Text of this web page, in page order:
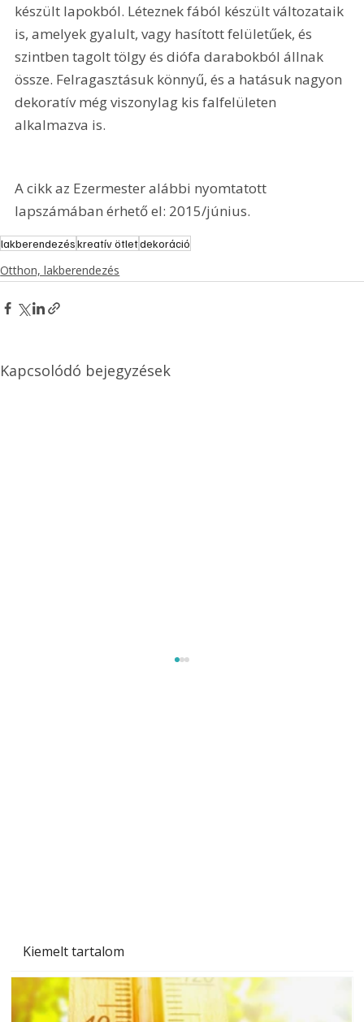
Kiemelt tartalom
készült lapokból. Léteznek fából készült változataik
is, amelyek gyalult, vagy hasított felületűek, és
szintben tagolt tölgy és diófa darabokból állnak
össze. Felragasztásuk könnyű, és a hatásuk nagyon
dekoratív még viszonylag kis falfelületen
alkalmazva is.
A cikk az Ezermester alábbi nyomtatott
lapszámában érhető el: 2015/június.
lakberendezéskreatív ötletdekoráció
Otthon, lakberendezés
Kapcsolódó bejegyzések